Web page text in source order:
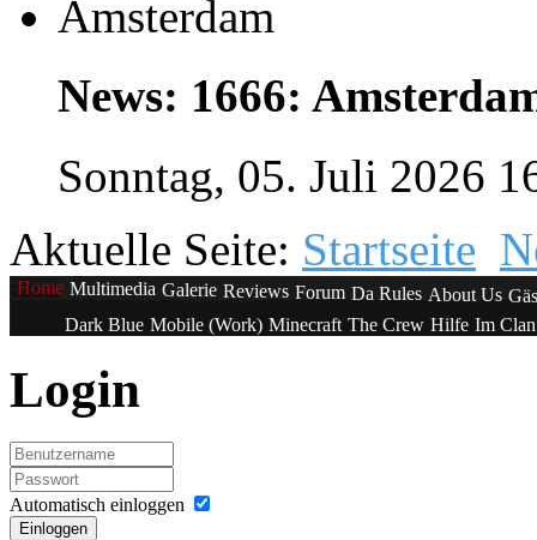
News: 1666:
Sonntag, 05. Juli 2026
Aktuelle Seite: Startseite
Home Multimedia Galerie Reviews Forum Da Rules About Us
Dark Blue Mobile (Work) Minecraft The Crew Hilfe Im
Login
Automatisch einloggen
Einloggen